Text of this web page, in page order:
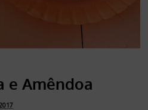
e Amêndoa